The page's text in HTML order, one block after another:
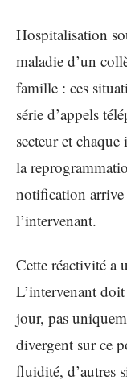
Hospitalisation
maladie d’un
famille : ces
série d’appels
secteur et
la
notification arrive
l’intervenant.
Cette réactivité a
L’intervenant
jour, pas
divergent sur ce
fluidité, d’autres